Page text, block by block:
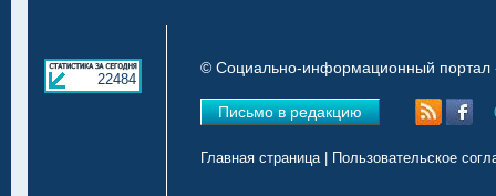
22484
© Социально-информационный портал
Письмо в редакцию
Главная страница| Пользовательское